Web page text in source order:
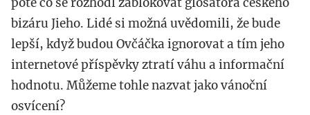
bizáru Jieho. Lidé si možná uvědomili, že bude
lepší, když budou Ovčáčka ignorovat a tím jeho
internetové příspěvky ztratí váhu a informační
hodnotu. Můžeme tohle nazvat jako vánoční
osvícení?